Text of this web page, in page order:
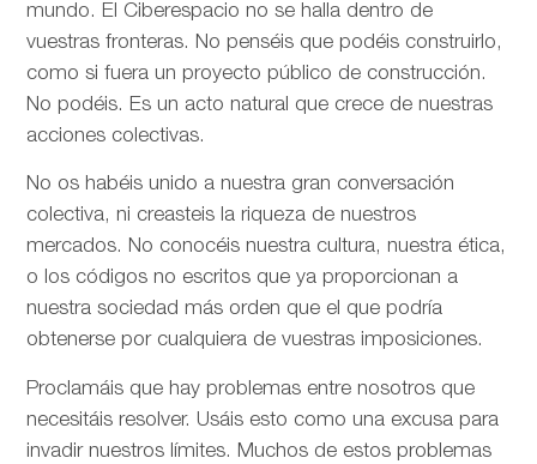
mundo. El Ciberespacio no se halla dentro de
vuestras fronteras. No penséis que podéis construirlo,
como si fuera un proyecto público de construcción.
No podéis. Es un acto natural que crece de nuestras
acciones colectivas.
No os habéis unido a nuestra gran conversación
colectiva, ni creasteis la riqueza de nuestros
mercados. No conocéis nuestra cultura, nuestra ética,
o los códigos no escritos que ya proporcionan a
nuestra sociedad más orden que el que podría
obtenerse por cualquiera de vuestras imposiciones.
Proclamáis que hay problemas entre nosotros que
necesitáis resolver. Usáis esto como una excusa para
invadir nuestros límites. Muchos de estos problemas